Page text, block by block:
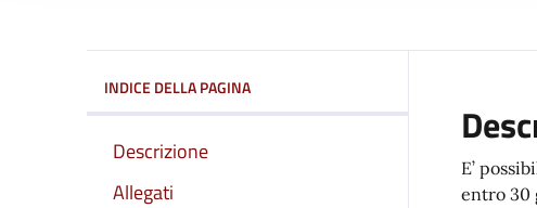
INDICE DELLA PAGINA
Descrizione
Allegati
E’
entro 30